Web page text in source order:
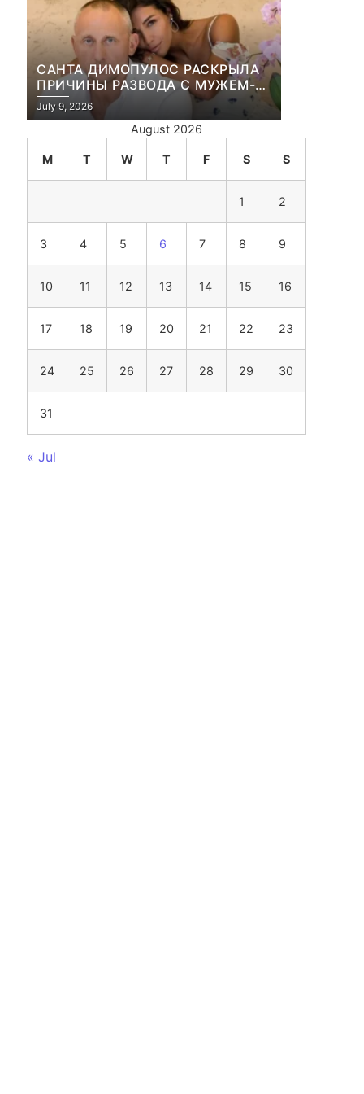
САНТА ДИМОПУЛОС РАСКРЫЛА
ПРИЧИНЫ РАЗВОДА С МУЖЕМ-
БИЗНЕСМЕНОМ
July 9, 2026
August 2026
M T W T F S S
1 2
3 4 5 6 7 8 9
10 11 12 13 14 15 16
17 18 19 20 21 22 23
24 25 26 27 28 29 30
31
« Jul